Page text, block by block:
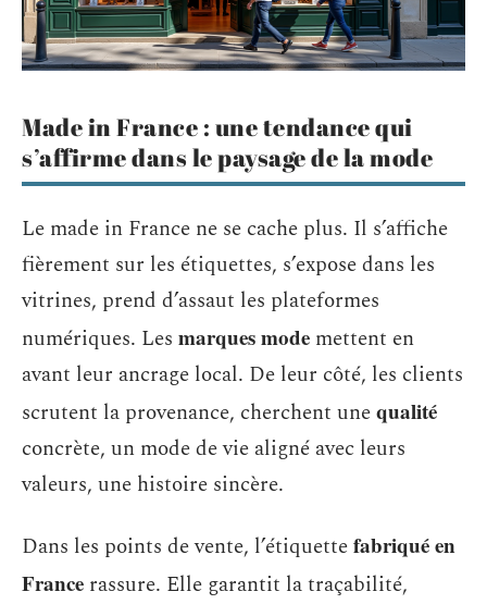
Made in France : une tendance qui
s’affirme dans le paysage de la mode
Le made in France ne se cache plus. Il s’affiche
fièrement sur les étiquettes, s’expose dans les
vitrines, prend d’assaut les plateformes
numériques. Les marques mode mettent en
avant leur ancrage local. De leur côté, les clients
scrutent la provenance, cherchent unequalité
concrète, un mode de vie aligné avec leurs
valeurs, une histoire sincère.
Dans les points de vente, l’étiquettefabriqué en
France rassure. Elle garantit la traçabilité,